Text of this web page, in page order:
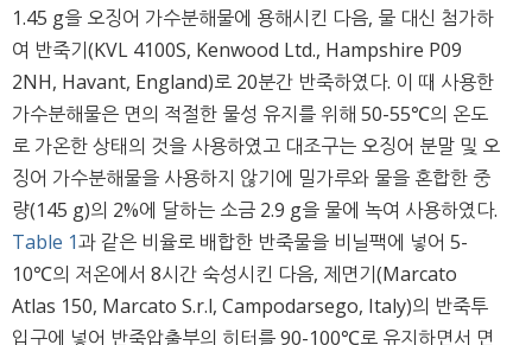
1.45 g을 오징어 가수분해물에 용해시킨 다음, 물 대신 첨가하
여 반죽기(KVL 4100S, Kenwood Ltd., Hampshire P09
2NH, Havant, England)로 20분간 반죽하였다. 이 때 사용한
가수분해물은 면의 적절한 물성 유지를 위해 50-55℃의 온도
로 가온한 상태의 것을 사용하였고 대조구는 오징어 분말 및 오
징어 가수분해물을 사용하지 않기에 밀가루와 물을 혼합한 중
량(145 g)의 2%에 달하는 소금 2.9 g을 물에 녹여 사용하였다.
Table 1과 같은 비율로 배합한 반죽물을 비닐팩에 넣어 5-
10℃의 저온에서 8시간 숙성시킨 다음, 제면기(Marcato
Atlas 150, Marcato S.r.l, Campodarsego, Italy)의 반죽투
입구에 넣어 반죽압출부의 히터를 90-100℃로 유지하면서 면